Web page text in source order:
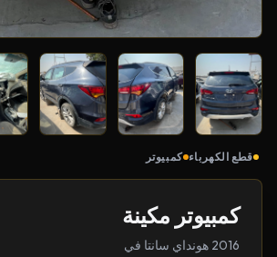
قطع الكهرباء كمبيوتر
كمبيوتر مكينة
2016 هونداي سانتا في